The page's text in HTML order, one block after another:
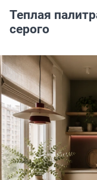
Теплая
серого